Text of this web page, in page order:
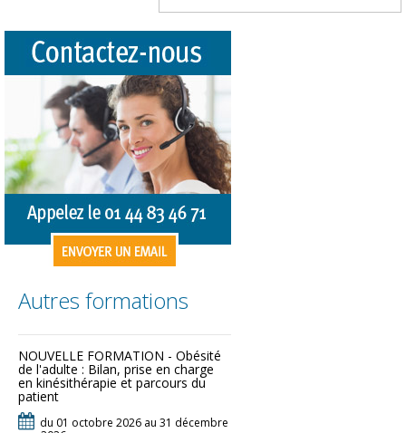
Autres formations
NOUVELLE FORMATION - Obésité
de l'adulte : Bilan, prise en charge
en kinésithérapie et parcours du
patient
du 01 octobre 2026 au 31 décembre